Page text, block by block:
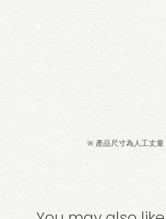
※ 產品尺寸為人工丈量